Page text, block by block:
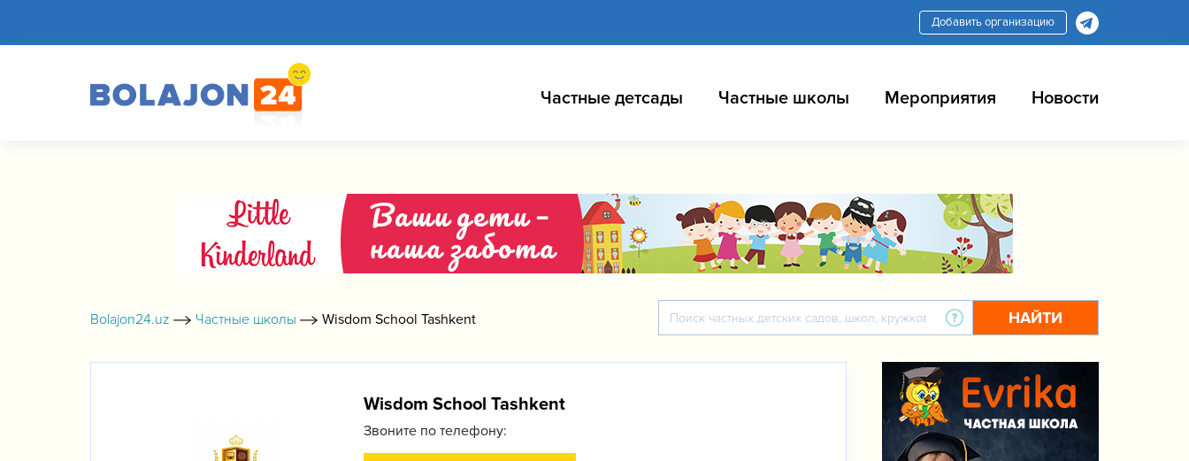
Добавить организацию
Частные детсады Частные школы Мероприятия Новости
Bolajon24.uz Частные школы Wisdom School Tashkent НАЙТИ
Wisdom School Tashkent
Звоните по телефону: